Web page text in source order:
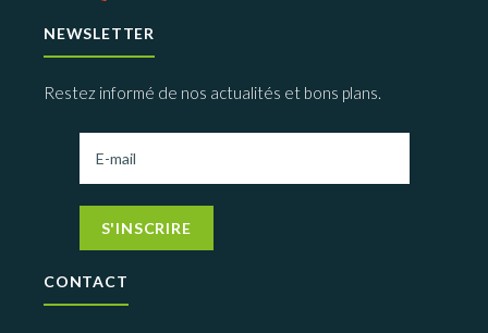
NEWSLETTER
Restez informé de nos actualités et bons plans.
S'INSCRIRE
CONTACT